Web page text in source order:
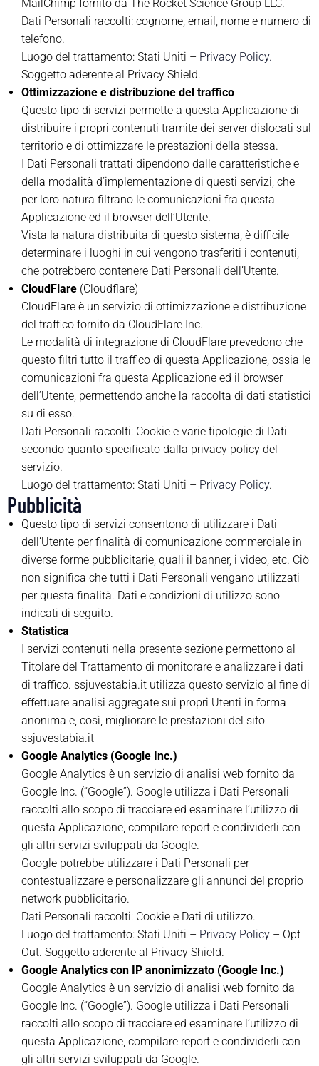
MailChimp fornito da The Rocket Science Group LLC.
Dati Personali raccolti: cognome, email, nome e numero di
telefono.
Luogo del trattamento: Stati Uniti – Privacy Policy.
Soggetto aderente al Privacy Shield.
Ottimizzazione e distribuzione del traffico
Questo tipo di servizi permette a questa Applicazione di
distribuire i propri contenuti tramite dei server dislocati sul
territorio e di ottimizzare le prestazioni della stessa.
I Dati Personali trattati dipendono dalle caratteristiche e
della modalità d’implementazione di questi servizi, che
per loro natura filtrano le comunicazioni fra questa
Applicazione ed il browser dell’Utente.
Vista la natura distribuita di questo sistema, è difficile
determinare i luoghi in cui vengono trasferiti i contenuti,
che potrebbero contenere Dati Personali dell’Utente.
CloudFlare (Cloudflare)
CloudFlare è un servizio di ottimizzazione e distribuzione
del traffico fornito da CloudFlare Inc.
Le modalità di integrazione di CloudFlare prevedono che
questo filtri tutto il traffico di questa Applicazione, ossia le
comunicazioni fra questa Applicazione ed il browser
dell’Utente, permettendo anche la raccolta di dati statistici
su di esso.
Dati Personali raccolti: Cookie e varie tipologie di Dati
secondo quanto specificato dalla privacy policy del
servizio.
Luogo del trattamento: Stati Uniti – Privacy Policy.
Pubblicità
Questo tipo di servizi consentono di utilizzare i Dati
dell’Utente per finalità di comunicazione commerciale in
diverse forme pubblicitarie, quali il banner, i video, etc. Ciò
non significa che tutti i Dati Personali vengano utilizzati
per questa finalità. Dati e condizioni di utilizzo sono
indicati di seguito.
Statistica
I servizi contenuti nella presente sezione permettono al
Titolare del Trattamento di monitorare e analizzare i dati
di traffico. ssjuvestabia.it utilizza questo servizio al fine di
effettuare analisi aggregate sui propri Utenti in forma
anonima e, così, migliorare le prestazioni del sito
ssjuvestabia.it
Google Analytics (Google Inc.)
Google Analytics è un servizio di analisi web fornito da
Google Inc. (“Google”). Google utilizza i Dati Personali
raccolti allo scopo di tracciare ed esaminare l’utilizzo di
questa Applicazione, compilare report e condividerli con
gli altri servizi sviluppati da Google.
Google potrebbe utilizzare i Dati Personali per
contestualizzare e personalizzare gli annunci del proprio
network pubblicitario.
Dati Personali raccolti: Cookie e Dati di utilizzo.
Luogo del trattamento: Stati Uniti – Privacy Policy – Opt
Out. Soggetto aderente al Privacy Shield.
Google Analytics con IP anonimizzato (Google Inc.)
Google Analytics è un servizio di analisi web fornito da
Google Inc. (“Google”). Google utilizza i Dati Personali
raccolti allo scopo di tracciare ed esaminare l’utilizzo di
questa Applicazione, compilare report e condividerli con
gli altri servizi sviluppati da Google.